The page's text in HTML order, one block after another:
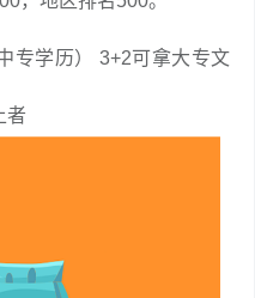
专学历） 3+2可拿大专文
者